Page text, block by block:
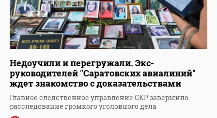
Недоучили и перегружали. Экс-
руководителей "Саратовских авиалиний"
ждет знакомство с доказательствами
Главное следственное управление СКР завершило
расследование громкого уголовного дела